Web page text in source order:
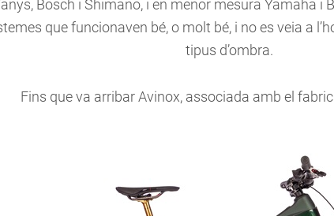
Bosch i Shimano, i en menor mesura Yamaha i
que funcionaven bé, o molt bé, i no es veia a
tipus d’ombra.
Fins que va arribar Avinox, associada amb el